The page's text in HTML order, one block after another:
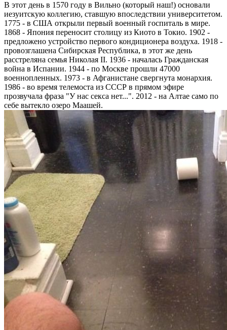
В этот день в 1570 году в Вильно (который наш!) основали
иезуитскую коллегию, ставшую впоследствии университетом.
1775 - в США открыли первый военный госпиталь в мире.
1868 - Япония переносит столицу из Киото в Токио. 1902 -
предложено устройство первого кондиционера воздуха. 1918 -
провозглашена Сибирская Республика, в этот же день
расстреляна семья Николая II. 1936 - началась Гражданская
война в Испании. 1944 - по Москве прошли 47000
военнопленных. 1973 - в Афганистане свергнута монархия.
1986 - во время телемоста из СССР в прямом эфире
прозвучала фраза "У нас секса нет...". 2012 - на Алтае само по
себе вытекло озеро Маашей.